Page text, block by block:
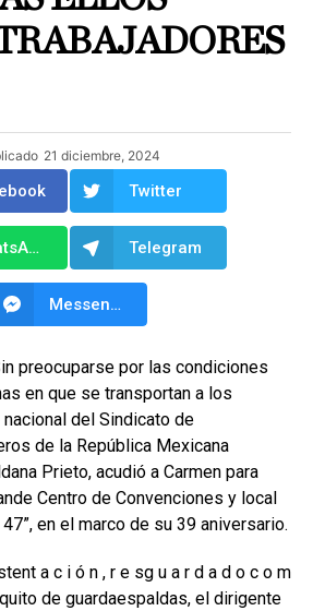
21 diciembre, 2024
Twitter
WhatsApp Telegram
Messenger
preocuparse por las condiciones
en que se transportan a los
del Sindicato de
de la República Mexicana
Prieto, acudió a Carmen para
Centro de Convenciones y local
en el marco de su 39 aniversario.
a c i ó n , r e sg u a r d a d o c o m
de guardaespaldas, el dirigente